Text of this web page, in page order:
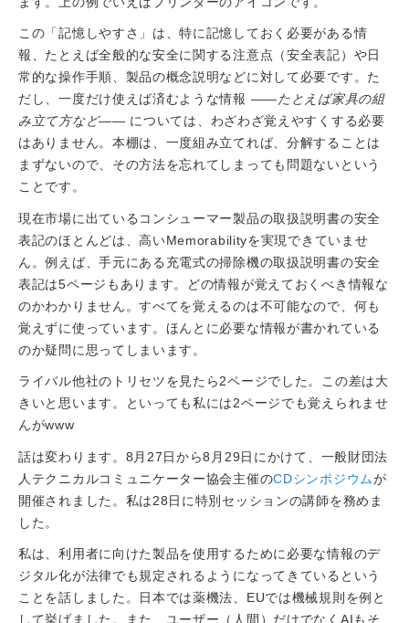
この「記憶しやすさ」は、特に記憶しておく必要がある情
報、たとえば全般的な安全に関する注意点（安全表記）や日
常的な操作手順、製品の概念説明などに対して必要です。た
だし、一度だけ使えば済むような情報 ――たとえば家具の組
み立て方など―― については、わざわざ覚えやすくする必要
はありません。本棚は、一度組み立てれば、分解することは
まずないので、その方法を忘れてしまっても問題ないという
ことです。
現在市場に出ているコンシューマー製品の取扱説明書の安全
表記のほとんどは、高いMemorabilityを実現できていませ
ん。例えば、手元にある充電式の掃除機の取扱説明書の安全
表記は5ページもあります。どの情報が覚えておくべき情報な
のかわかりません。すべてを覚えるのは不可能なので、何も
覚えずに使っています。ほんとに必要な情報が書かれている
のか疑問に思ってしまいます。
ライバル他社のトリセツを見たら2ページでした。この差は大
きいと思います。といっても私には2ページでも覚えられませ
んがwww
話は変わります。8月27日から8月29日にかけて、一般財団法
人テクニカルコミュニケーター協会主催のCDシンポジウムが
開催されました。私は28日に特別セッションの講師を務めま
した。
私は、利用者に向けた製品を使用するために必要な情報のデ
ジタル化が法律でも規定されるようになってきているという
ことを話しました。日本では薬機法、EUでは機械規則を例と
して挙げました。また、ユーザー（人間）だけでなくAIもそ